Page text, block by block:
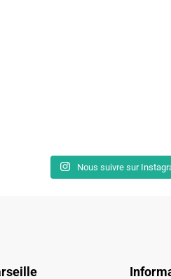
Nous suivre sur